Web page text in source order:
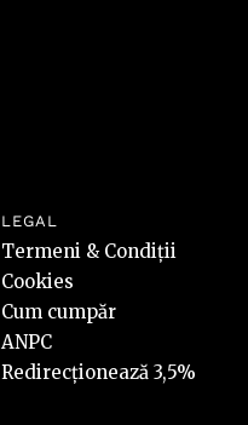
LEGAL
Termeni & Condiții
Cookies
Cum cumpăr
ANPC
Redirecționează 3,5%